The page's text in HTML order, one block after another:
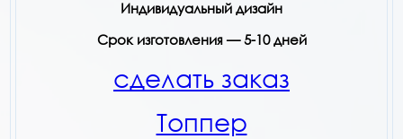
Индивидуальный дизайн
Срок изготовления — 5-10 дней
сделать заказ
Топпер